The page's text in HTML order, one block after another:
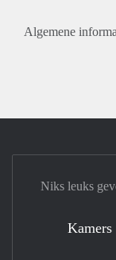
Algemene
Niks leuks
Kamers